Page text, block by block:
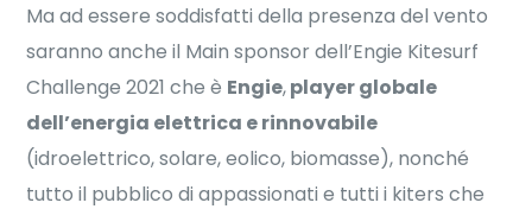
Ma ad essere soddisfatti della presenza del vento
saranno anche il Main sponsor dell’Engie Kitesurf
Challenge 2021 che è Engie,player globale
dell’energia elettrica e rinnovabile
(idroelettrico, solare, eolico, biomasse), nonché
tutto il pubblico di appassionati e tutti i kiters che